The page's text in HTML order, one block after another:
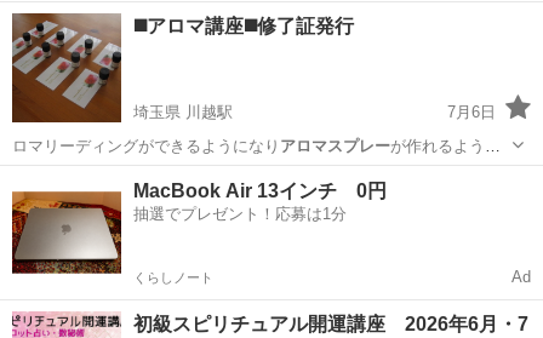
呼吸を感じ …
埼玉 さいたま市 浦和駅 ヨガ 公民館
◼️アロマ講座◼️修了証発行
埼玉県 川越駅
7月6日
ロマリーディングができるようになり アロマスプレーが作れるように
なります。 心…
セラピー アロマリーディング
MacBook Air 13インチ 0円
抽選でプレゼント！応募は1分
くらしノート Ad
初級スピリチュアル開運講座 2026年6月・7